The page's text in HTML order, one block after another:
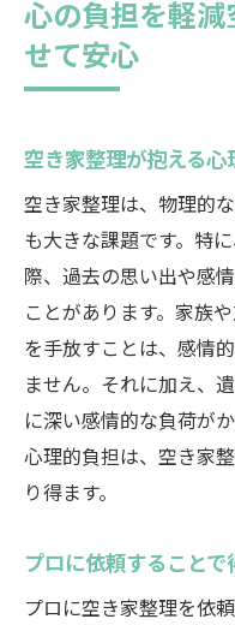
心の負担を軽
せて安心
空き家整理が抱える
空き家整理は、物理的
も大きな課題です。特
際、過去の思い出や感
ことがあります。家族
を手放すことは、感情
ません。それに加え、
に深い感情的な負荷が
心理的負担は、空き家
り得ます。
プロに依頼すること
プロに空き家整理を依